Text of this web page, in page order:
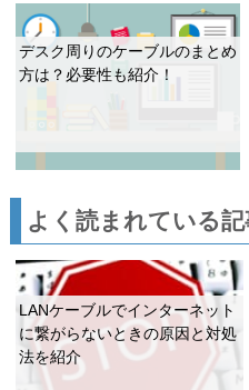
デスク周りのケーブルのまとめ
方は？必要性も紹介！
よく読まれている記
LANケーブルでインターネット
に繋がらないときの原因と対処
法を紹介